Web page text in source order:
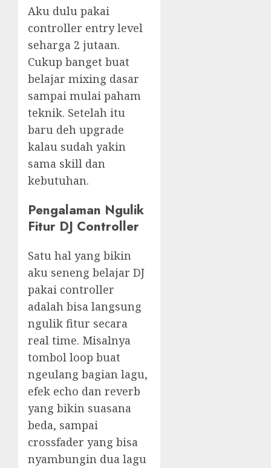
Aku dulu pakai
controller entry level
seharga 2 jutaan.
Cukup banget buat
belajar mixing dasar
sampai mulai paham
teknik. Setelah itu
baru deh upgrade
kalau sudah yakin
sama skill dan
kebutuhan.
Pengalaman Ngulik
Fitur DJ Controller
Satu hal yang bikin
aku seneng belajar DJ
pakai controller
adalah bisa langsung
ngulik fitur secara
real time. Misalnya
tombol loop buat
ngeulang bagian lagu,
efek echo dan reverb
yang bikin suasana
beda, sampai
crossfader yang bisa
nyambungin dua lagu